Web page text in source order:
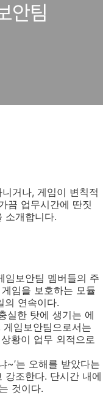
안팀
거나, 게임이 변칙적
끔 업무시간에 딴짓
소개합니다.
임보안팀 멤버들의 주
임을 보호하는 모듈
의 연속이다.
실한 탓에 생기는 에
임보안팀으로서는
황이 업무 외적으로
~’는 오해를 받았다는
강조한다. 단시간 내에
것이다.